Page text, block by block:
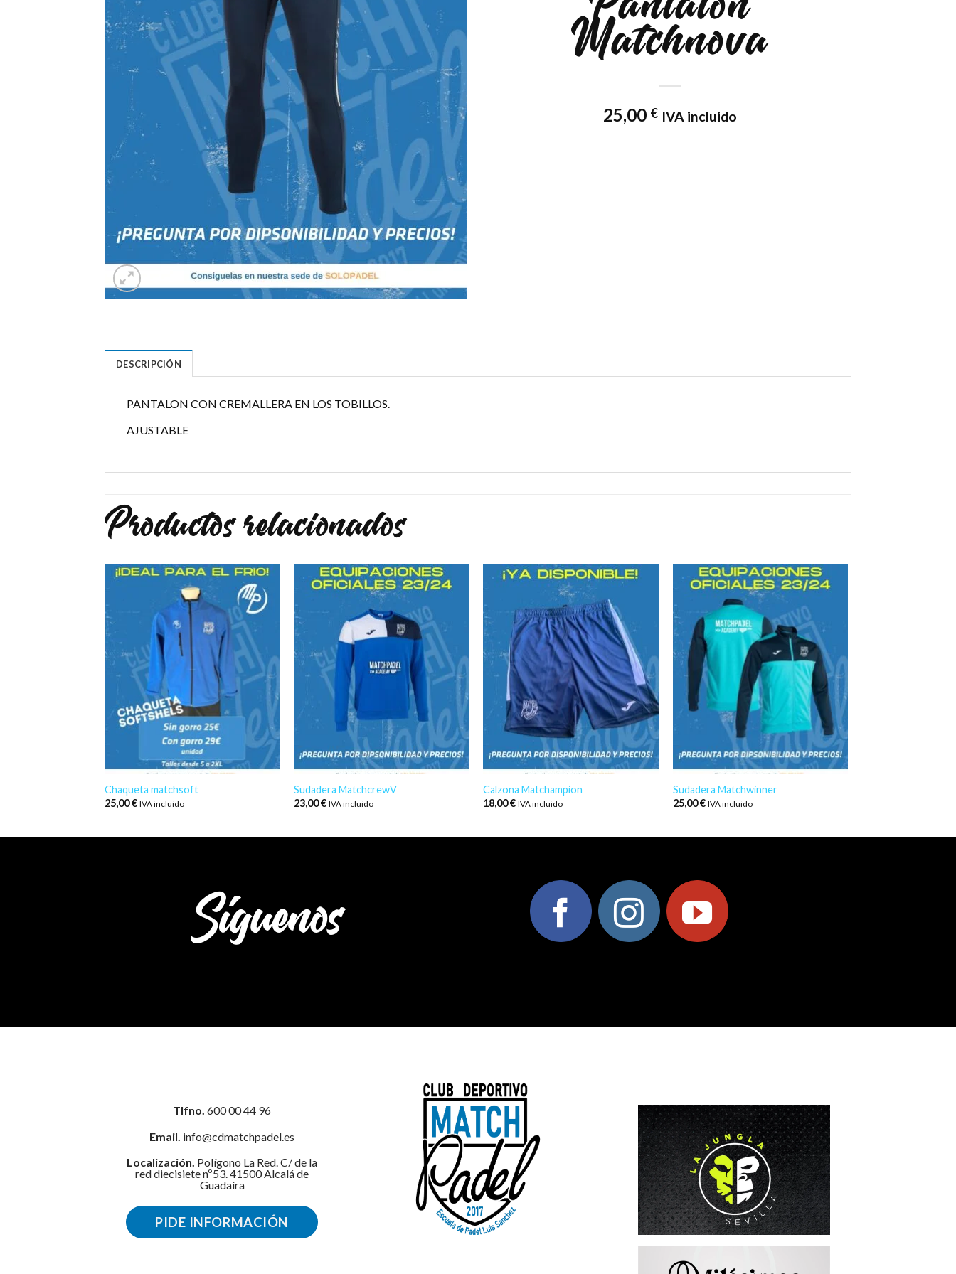
Matchnova
25,00 € IVA incluido
DESCRIPCIÓN
PANTALON CON CREMALLERA EN LOS TOBILLOS.
AJUSTABLE
Productos relacionados
Chaqueta matchsoft
25,00€ IVA incluido
Sudadera MatchcrewV
23,00€ IVA incluido
Calzona Matchampion
18,00€ IVA incluido
Sudadera Matchwinner
25,00€ IVA incluido
Síguenos
Tlfno. 600 00 44 96
Email. info@cdmatchpadel.es
Localización. Polígono La Red. C/ de la
red diecisiete nº53. 41500 Alcalá de
Guadaíra
PIDE INFORMACIÓN